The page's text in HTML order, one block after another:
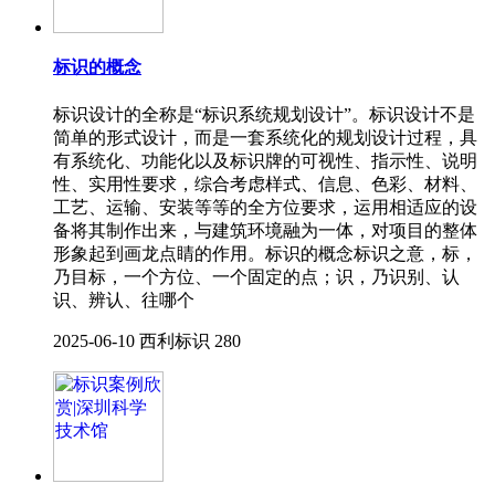
标识的概念
标识设计的全称是“标识系统规划设计”。标识设计不是
简单的形式设计，而是一套系统化的规划设计过程，具
有系统化、功能化以及标识牌的可视性、指示性、说明
性、实用性要求，综合考虑样式、信息、色彩、材料、
工艺、运输、安装等等的全方位要求，运用相适应的设
备将其制作出来，与建筑环境融为一体，对项目的整体
形象起到画龙点睛的作用。标识的概念标识之意，标，
乃目标，一个方位、一个固定的点；识，乃识别、认
识、辨认、往哪个
2025-06-10 西利标识 280